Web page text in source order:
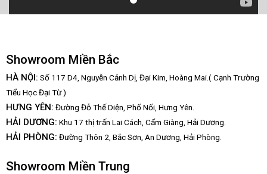
Showroom Miền Bắc
HÀ NỘI: Số 117 D4, Nguyễn Cảnh Dị, Đại Kim, Hoàng Mai.( Cạnh Trường
Tiểu Học Đại Từ )
HƯNG YÊN: Đường Đỗ Thế Diện, Phố Nối, Hưng Yên.
HẢI DƯƠNG: Khu 17 thị trấn Lai Cách, Cẩm Giàng, Hải Dương.
HẢI PHÒNG: Đường Thôn 2, Bắc Sơn, An Dương, Hải Phòng.
Showroom Miền Trung